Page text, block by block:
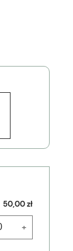
50,00 zł
+